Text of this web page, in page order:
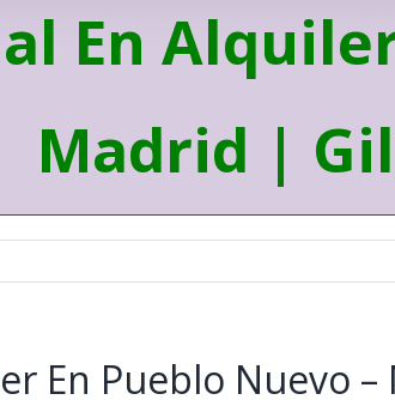
En
Madrid |
En Pueblo Nuevo